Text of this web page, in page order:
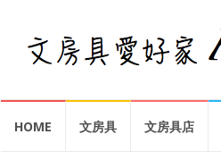
HOME 文房具 文房具店